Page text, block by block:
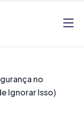
no
Ignorar Isso)